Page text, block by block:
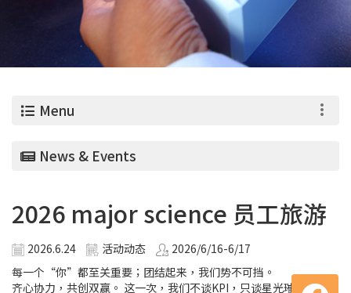
Menu
News & Events
2026 major science 员工旅游
2026.6.24 活动动态
2026/6/16-6/17
每一个“你”都至关重要；团结起来，我们势不可挡。
齐心协力，共创双赢。 这一次，我们不谈KPI，只谈星光璀璨的夜空